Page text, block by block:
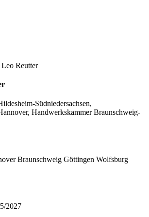
Reutter
Südniedersachsen,
Handwerkskammer Braunschweig-
Braunschweig Göttingen Wolfsburg
2027